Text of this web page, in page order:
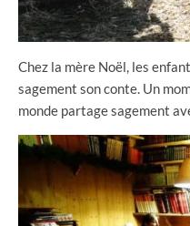
Chez la mère Noël, les
sagement son conte. Un
monde partage sagement